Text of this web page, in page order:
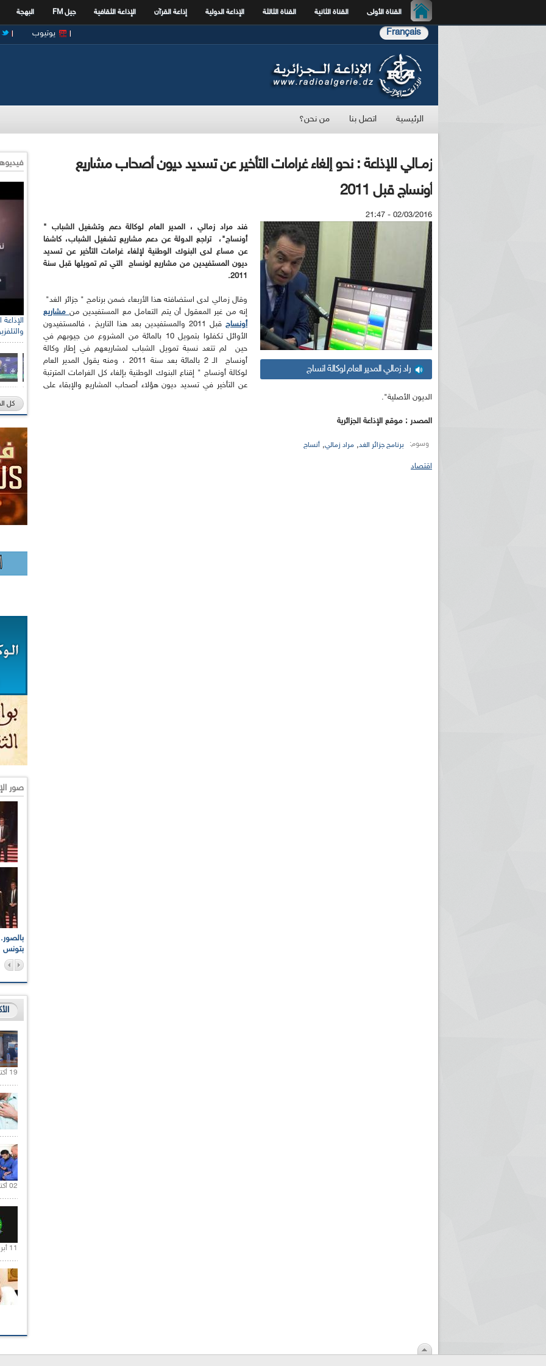
القناة الأولى القناة الثانية القناة الثالثة الإذاعة الدولية إذاعة القرآن الإذاعة الثقافية جيل FM البهجة
Français يوتيوب
الرئيسية اتصل بنا من نحن؟
زمــالي للإذاعة : نحو إلغاء غرامات التأخير عن تسديد ديون أصحاب مشاريع
أونساج قبل 2011
02/03/2016 - 21:47
راد زمالي المدير العام لوكالة انساج
فند مراد زمالي ، المدير العام لوكالة دعم وتشغيل الشباب "
أونساج"، تراجع الدولة عن دعم مشاريع تشغيل الشباب، كاشفا
عن مساع لدى البنوك الوطنية لإلغاء غرامات التأخير عن تسديد
ديون المستفيدين من مشاريع لونساج التي تم تمويلها قبل سنة
2011.
وقال زمالي لدى استضافته هذا الأربعاء ضمن برنامج " جزائر الغد"
إنه من غير المعقول أن يتم التعامل مع المستفيدين من مشاريع
أونساج
قبل 2011 والمستفيدين بعد هذا التاريخ ، فالمستفيدون
الأوائل تكفلوا بتمويل 10 بالمائة من المشروع من جيوبهم في
حين لم تتعد نسبة تمويل الشباب لمشاريعهم في إطار وكالة
أونساج الـ 2 بالمائة بعد سنة 2011 ، ومنه يقول المدير العام
لوكالة أونساج " إقناع البنوك الوطنية بإلغاء كل الغرامات المترتبة
عن التأخير في تسديد ديون هؤلاء أصحاب المشاريع والإبقاء على
الديون الأصلية".
المصدر : موقع الإذاعة الجزائرية
وسوم: برنامج جزائر الغد, مراد زمالي, أنساج
اقتصاد
كل
صور
بتونس
19 أكتوبر 2020 |
02 أكتوبر 2020 |
11 أبريل 2020 |